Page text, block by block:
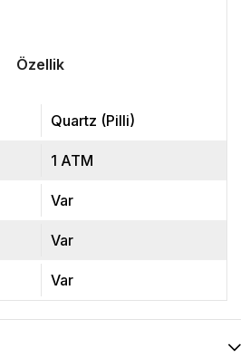
Özellik
Quartz (Pilli)
1 ATM
Var
Var
Var